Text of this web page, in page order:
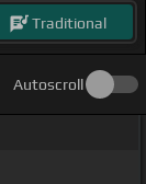
Traditional
Autoscroll